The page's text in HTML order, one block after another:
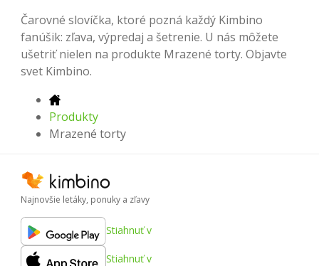
Čarovné slovíčka, ktoré pozná každý Kimbino
fanúšik: zľava, výpredaj a šetrenie. U nás môžete
ušetriť nielen na produkte Mrazené torty. Objavte
svet Kimbino.
Produkty
Mrazené torty
Najnovšie letáky, ponuky a zľavy
Stiahnuť v
Stiahnuť v